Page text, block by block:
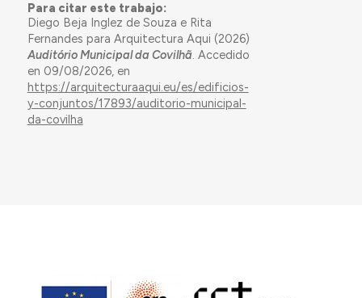
Para citar este trabajo:
Diego Beja Inglez de Souza e Rita
Fernandes para Arquitectura Aqui (2026)
Auditório Municipal da Covilhã. Accedido
en 09/08/2026, en
https://arquitecturaaqui.eu/es/edificios-
y-conjuntos/17893/auditorio-municipal-
da-covilha